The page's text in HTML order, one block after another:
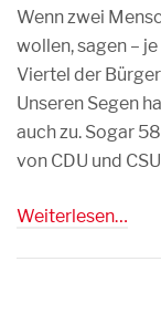
Wenn zwei
wollen, sagen –
Viertel der
Unseren Segen
auch zu. Sogar
von CDU und
Weiterlesen…